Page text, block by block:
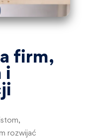
firm,
i
rozwijać